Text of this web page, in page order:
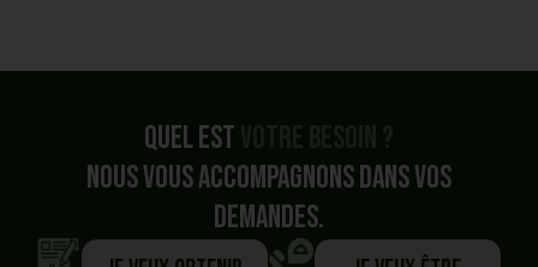
Quel est
Nous vous accompagnons dans vos
demandes.